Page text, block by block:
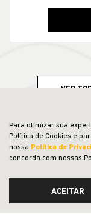
VER
Para otimizar sua
Política de Cookies e
nossa Política de
concorda com nossas
ACEITAR